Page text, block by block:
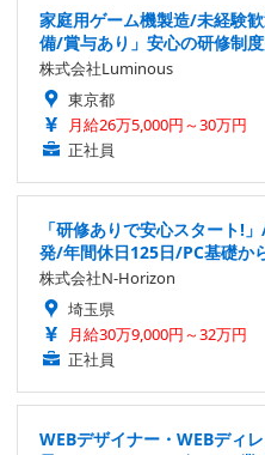
家庭用ゲーム機製造/未経験
備/賞与あり」安心の研修制
株式会社Luminous
東京都
月給26万5,000円～30万円
正社員
「研修ありで安心スタート!
発/年間休日125日/PC基礎か
株式会社N-Horizon
埼玉県
月給30万9,000円～32万円
正社員
WEBデザイナー・WEBディ